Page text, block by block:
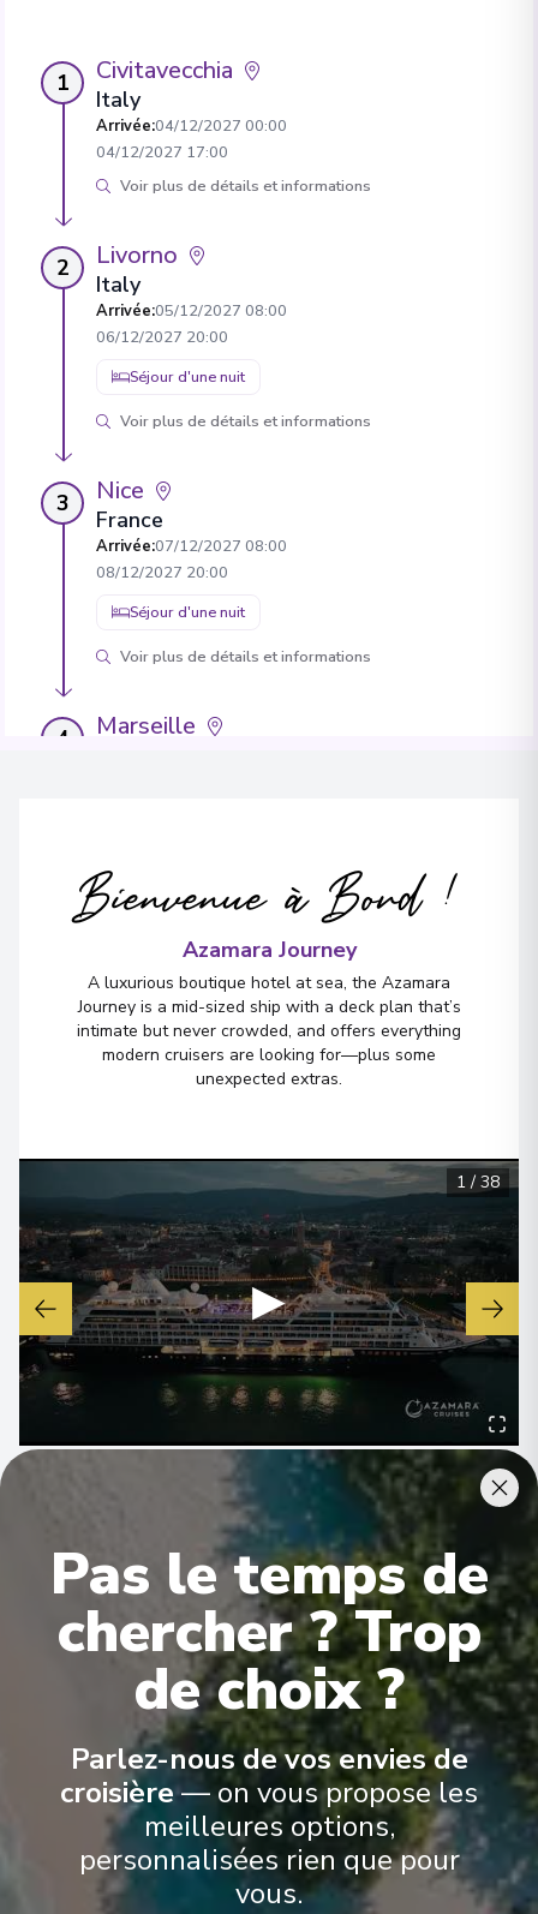
1 Civitavecchia
Italy
Arrivée:04/12/2027 00:00
04/12/2027 17:00
Voir plus de détails et informations
2 Livorno
Italy
Arrivée:05/12/2027 08:00
06/12/2027 20:00
Séjour d'une nuit
Voir plus de détails et informations
3 Nice
France
Arrivée:07/12/2027 08:00
08/12/2027 20:00
Séjour d'une nuit
Voir plus de détails et informations
4 Marseille
Barcelona
Séjour d'une nuit
Voir plus de détails et informations
Bienvenue à Bord !
Azamara Journey
A luxurious boutique hotel at sea, the Azamara
Journey is a mid-sized ship with a deck plan that’s
intimate but never crowded, and offers everything
modern cruisers are looking for—plus some
unexpected extras.
▶
1 / 38
Cabines & Hébergement
Suites Azamara Cruises’ suites offer an elevated way to travel,
combining refined design, personalized service, and thoughtful
From the World Owner’s Suite to the Ocean Suites, Spa
Suites, and Continent Suites, each accommodation is designed to
feel inviting and well-appointed.
Pas le temps de
chercher ? Trop
de choix ?
Parlez-nous de vos envies de
croisière — on vous propose les
meilleures options,
personnalisées rien que pour
vous.